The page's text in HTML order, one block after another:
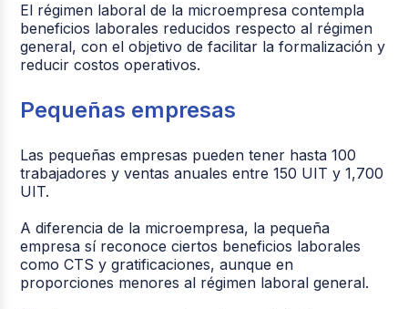
El régimen laboral de la microempresa contempla
beneficios laborales reducidos respecto al régimen
general, con el objetivo de facilitar la formalización y
reducir costos operativos.
Pequeñas empresas
Las pequeñas empresas pueden tener hasta 100
trabajadores y ventas anuales entre 150 UIT y 1,700
UIT.
A diferencia de la microempresa, la pequeña
empresa sí reconoce ciertos beneficios laborales
como CTS y gratificaciones, aunque en
proporciones menores al régimen laboral general.